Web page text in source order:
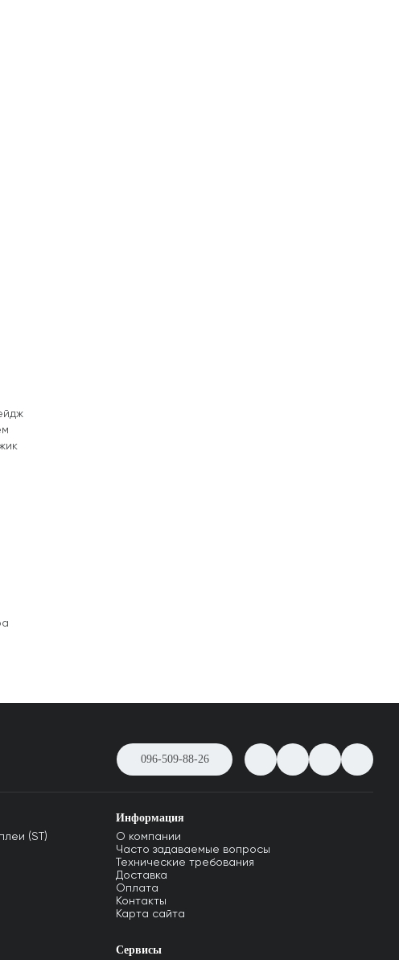
096-509-88-26
(ST)
Информация
О компании
Часто задаваемые вопросы
Технические требования
Доставка
Оплата
Контакты
Карта сайта
Сервисы